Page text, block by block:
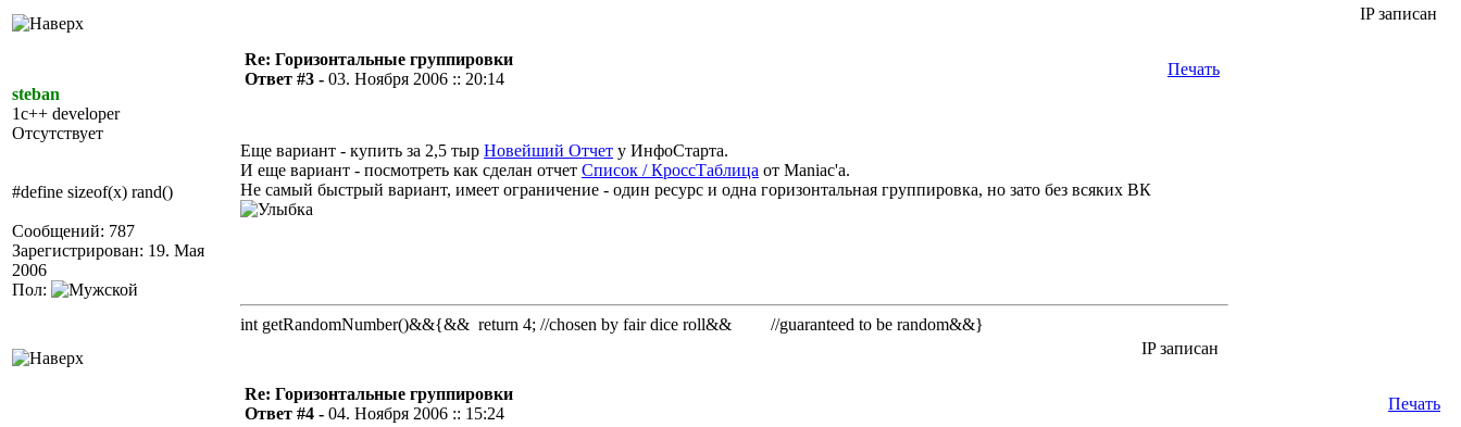
IP записан
steban
1c++ developer
Отсутствует
#define sizeof(x) rand()
Сообщений: 787
Зарегистрирован: 19. Мая
2006
Пол:
Re: Горизонтальные группировки
Ответ #3 - 03. Ноября 2006 :: 20:14
Печать
Еще вариант - купить за 2,5 тыр Новейший Отчет у ИнфоСтарта.
И еще вариант - посмотреть как сделан отчет Список / КроссТаблица от Maniac'а.
Не самый быстрый вариант, имеет ограничение - один ресурс и одна горизонтальная группировка, но зато без всяких ВК
int getRandomNumber()&&{&& return 4; //chosen by fair dice roll&& //guaranteed to be random&&}
IP записан
Re: Горизонтальные группировки
Ответ #4 - 04. Ноября 2006 :: 15:24
Печать